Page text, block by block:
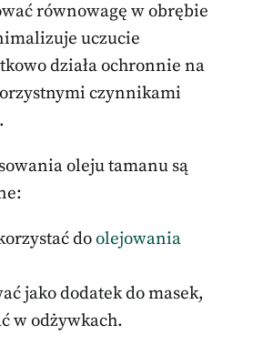
równowagę w obrębie
uczucie
działa ochronnie na
czynnikami
oleju tamanu są
doolejowania
jako dodatek do masek,
w odżywkach.